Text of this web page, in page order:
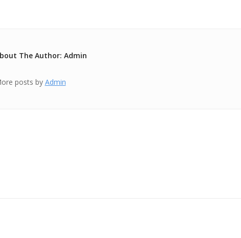
The Author: Admin
posts by Admin